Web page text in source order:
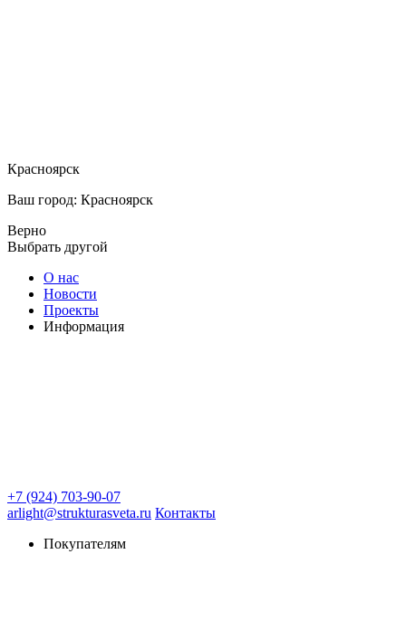
Красноярск
Ваш город: Красноярск
Верно
Выбрать другой
О нас
Новости
Проекты
Информация
+7 (924) 703-90-07
arlight@strukturasveta.ru Контакты
Покупателям